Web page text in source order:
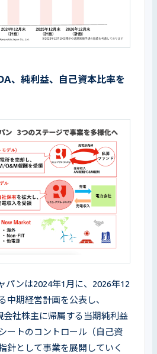
、純利益、自己資本比率を
パンは2024年1月に、2026年12
中期経営計画を公表し、
会社株主に帰属する当期純利益
ートのコントロール（自己資
針として事業を展開していく